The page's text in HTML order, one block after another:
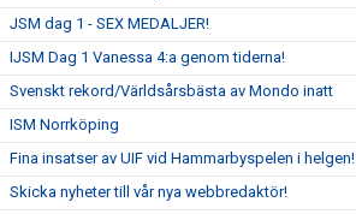
JSM dag 1 - SEX MEDALJER!
IJSM Dag 1 Vanessa 4:a genom tiderna!
Svenskt rekord/Världsårsbästa av Mondo inatt
ISM Norrköping
Fina insatser av UIF vid Hammarbyspelen i helgen!
Skicka nyheter till vår nya webbredaktör!